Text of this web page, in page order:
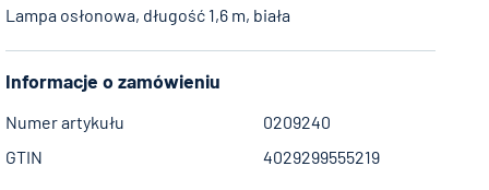
Lampa osłonowa, długość 1,6 m, biała
Informacje o zamówieniu
Numer artykułu
0209240
GTIN
4029299555219